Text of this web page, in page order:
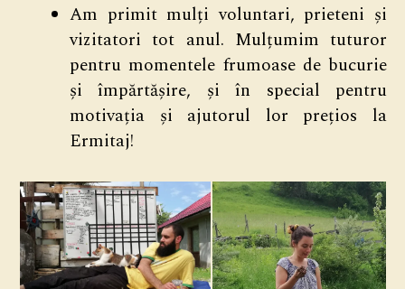
Am primit mulți voluntari, prieteni și
vizitatori tot anul. Mulțumim tuturor
pentru momentele frumoase de bucurie
și împărtășire, și în special pentru
motivația și ajutorul lor prețios la
Ermitaj!